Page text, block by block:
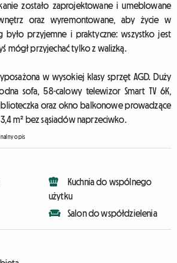
zostało zaprojektowane i umeblowane
oraz wyremontowane, aby życie w
było przyjemne i praktyczne: wszystko jest
mógł przyjechać tylko z walizką.
w wysokiej klasy sprzęt AGD. Duży
sofa, 58-calowy telewizor Smart TV 6K,
oraz okno balkonowe prowadzące
m² bez sąsiadów naprzeciwko.
opis
Kuchnia do wspólnego
użytku
Salon do współdzielenia